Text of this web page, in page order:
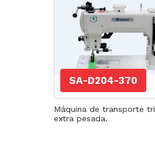
SA-D204-370
Máquina de transporte
extra pesada.